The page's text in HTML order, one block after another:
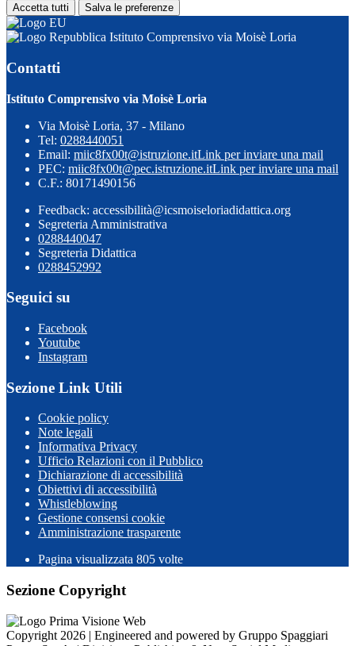
Accetta tutti Salva le preferenze
Istituto Comprensivo via Moisè Loria
Contatti
Istituto Comprensivo via Moisè Loria
Via Moisè Loria, 37 - Milano
Tel: 0288440051
Email: miic8fx00t@istruzione.itLink per inviare una mail
PEC: miic8fx00t@pec.istruzione.itLink per inviare una mail
C.F.: 80171490156
Feedback: accessibilità@icsmoiseloriadidattica.org
Segreteria Amministrativa
0288440047
Segreteria Didattica
0288452992
Seguici su
Facebook
Youtube
Instagram
Sezione Link Utili
Cookie policy
Note legali
Informativa Privacy
Ufficio Relazioni con il Pubblico
Dichiarazione di accessibilità
Obiettivi di accessibilità
Whistleblowing
Gestione consensi cookie
Amministrazione trasparente
Pagina visualizzata 805 volte
Sezione Copyright
Copyright 2026 | Engineered and powered by Gruppo Spaggiari